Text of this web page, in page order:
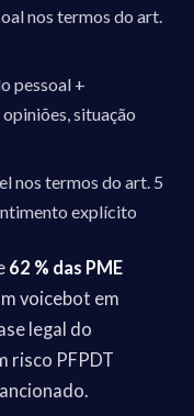
nos termos do art.
pessoal +
situação
nos termos do art. 5
explícito
62 % das PME
voicebot em
legal do
risco PFPDT